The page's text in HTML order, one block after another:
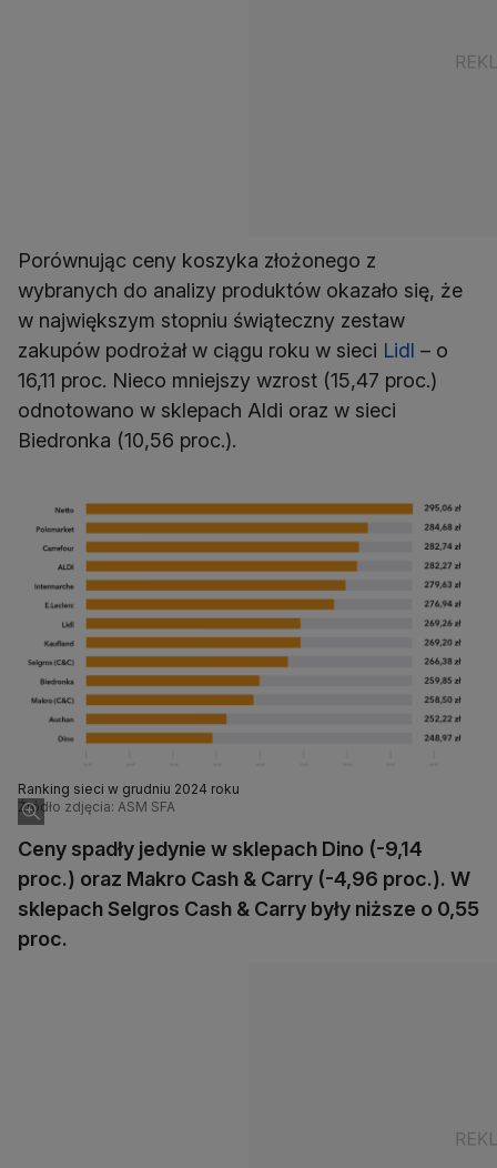
Porównując ceny koszyka złożonego z
wybranych do analizy produktów okazało się, że
w największym stopniu świąteczny zestaw
zakupów podrożał w ciągu roku w sieci Lidl – o
16,11 proc. Nieco mniejszy wzrost (15,47 proc.)
odnotowano w sklepach Aldi oraz w sieci
Biedronka (10,56 proc.).
Ranking sieci w grudniu 2024 roku
Źródło zdjęcia: ASM SFA
Ceny spadły jedynie w sklepach Dino (-9,14
proc.) oraz Makro Cash & Carry (-4,96 proc.). W
sklepach Selgros Cash & Carry były niższe o 0,55
proc.